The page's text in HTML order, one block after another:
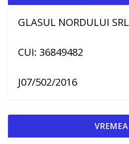
GLASUL NORDULUI SRL
CUI: 36849482
J07/502/2016
VREMEA